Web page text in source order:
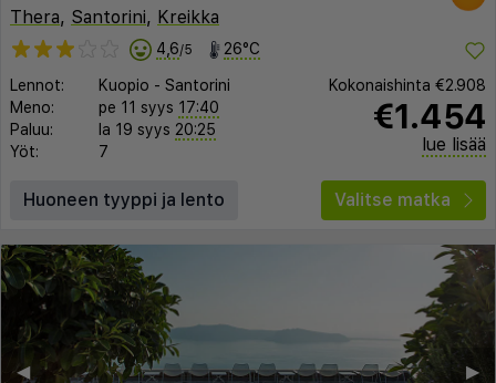
Thera, Santorini, Kreikka
4,6/5 26°C
Lennot: Kuopio - Santorini
Meno:
pe 11 syys 17:40
Paluu:
la 19 syys 20:25
Yöt:
7
Kokonaishinta €2.908
€1.454
lue lisää
Huoneen tyyppi ja lento Valitse matka
▶︎
◀︎